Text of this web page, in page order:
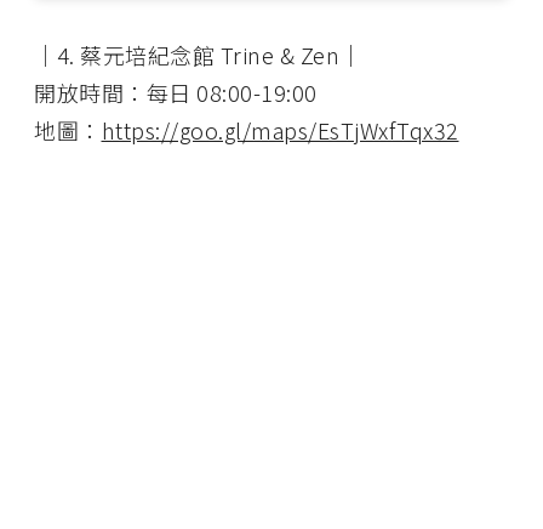
│4. 蔡元培紀念館 Trine & Zen│
開放時間：每日 08:00-19:00
地圖： https://goo.gl/maps/EsTjWxfTqx32